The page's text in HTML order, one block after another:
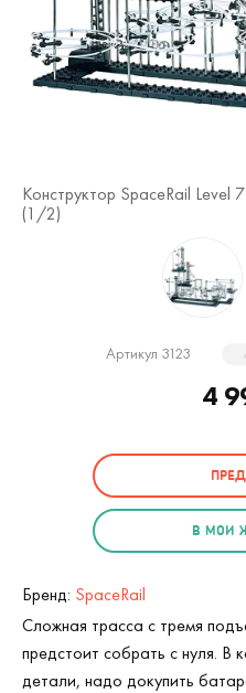
Конструктор SpaceRail
(1 /2)
Артикул 3123
4
В МОИ
Бренд: SpaceRail
Сложная трасса с тремя
предстоит собрать с нуля. В
детали, надо докупить